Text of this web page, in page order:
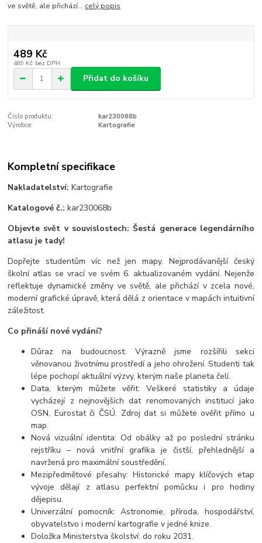
ve světě, ale přichází... celý popis
489 Kč
489 Kč bez DPH
Přidat do košíku
Číslo produktu:
kar230068b
Výrobce:
Kartografie
Kompletní specifikace
Nakladatelství:Kartografie
Katalogové č.:kar230068b
Objevte svět v souvislostech: Šestá generace legendárního
atlasu je tady!
Dopřejte studentům víc než jen mapy. Nejprodávanější český
školní atlas se vrací ve svém 6. aktualizovaném vydání. Nejenže
reflektuje dynamické změny ve světě, ale přichází v zcela nové,
moderní grafické úpravě, která dělá z orientace v mapách intuitivní
záležitost.
Co přináší nové vydání?
Důraz na budoucnost: Výrazně jsme rozšířili sekci
věnovanou životnímu prostředí a jeho ohrožení. Studenti tak
lépe pochopí aktuální výzvy, kterým naše planeta čelí.
Data, kterým můžete věřit: Veškeré statistiky a údaje
vycházejí z nejnovějších dat renomovaných institucí jako
OSN, Eurostat či ČSÚ. Zdroj dat si můžete ověřit přímo u
map.
Nová vizuální identita: Od obálky až po poslední stránku
rejstříku – nová vnitřní grafika je čistší, přehlednější a
navržená pro maximální soustředění.
Mezipředmětové přesahy: Historické mapy klíčových etap
vývoje dělají z atlasu perfektní pomůcku i pro hodiny
dějepisu.
Univerzální pomocník: Astronomie, příroda, hospodářství,
obyvatelstvo i moderní kartografie v jedné knize.
Doložka Ministerstva školství: do roku 2031.